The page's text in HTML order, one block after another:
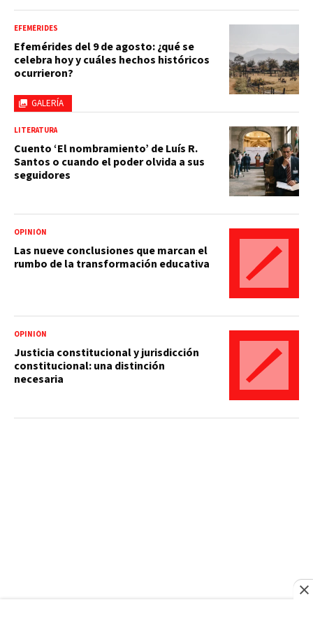
GALERÍA
EFEMÉRIDES
Efemérides del 9 de agosto: ¿qué se
celebra hoy y cuáles hechos históricos
ocurrieron?
LITERATURA
Cuento ‘El nombramiento’ de Luís R.
Santos o cuando el poder olvida a sus
seguidores
OPINIÓN
Las nueve conclusiones que marcan el
rumbo de la transformación educativa
OPINIÓN
Justicia constitucional y jurisdicción
constitucional: una distinción
necesaria